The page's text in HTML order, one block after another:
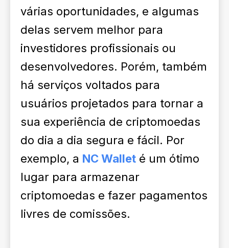
várias oportunidades, e algumas
delas servem melhor para
investidores profissionais ou
desenvolvedores. Porém, também
há serviços voltados para
usuários projetados para tornar a
sua experiência de criptomoedas
do dia a dia segura e fácil. Por
exemplo, a NC Wallet é um ótimo
lugar para armazenar
criptomoedas e fazer pagamentos
livres de comissões.